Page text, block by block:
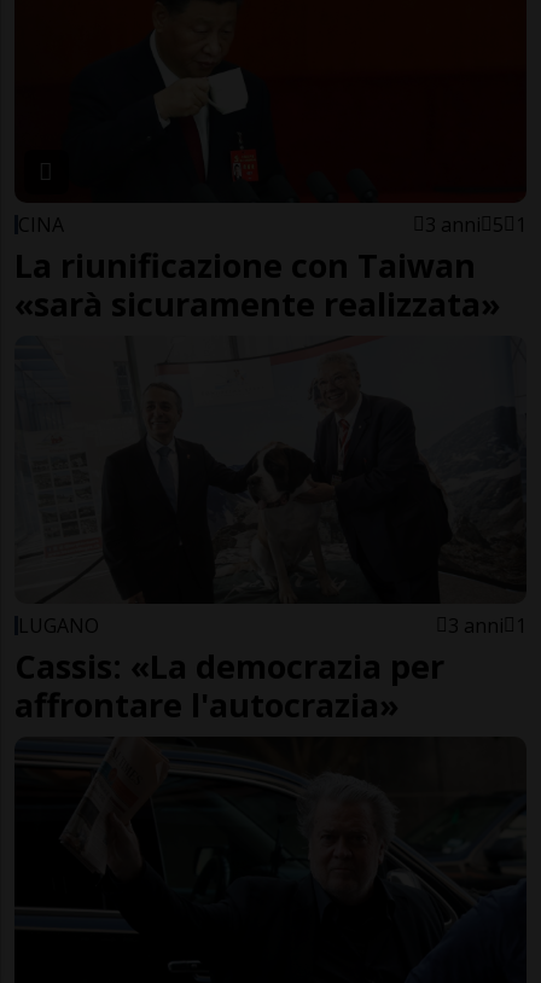
CINA 3 anni 5 1
La riunificazione con Taiwan
«sarà sicuramente realizzata»
LUGANO 3 anni 1
Cassis: «La democrazia per
affrontare l'autocrazia»